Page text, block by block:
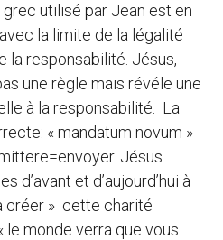
utilisé par Jean est en
la limite de la légalité
la responsabilité. Jésus,
une règle mais révéle une
à la responsabilité. La
« mandatum novum »
Jésus
d’avant et d’aujourd’hui à
créer » cette charité
monde verra que vous